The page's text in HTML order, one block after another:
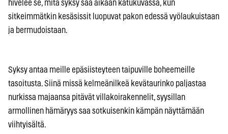
hivelee se, mitä syksy saa aikaan katukuvassa, kun
sitkeimmätkin kesäsissit luopuvat pakon edessä vyölaukuistaan
ja bermudoistaan.
Syksy antaa meille epäsiisteyteen taipuville boheemeille
tasoitusta. Siinä missä kelmeänilkeä kevätaurinko paljastaa
nurkissa majaansa pitävät villakoirakennelit, syysillan
armollinen hämäryys saa sotkuisenkin kämpän näyttämään
viihtyisältä.